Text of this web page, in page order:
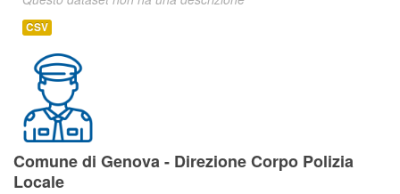
CSV
Comune di Genova - Direzione Corpo Polizia
Locale